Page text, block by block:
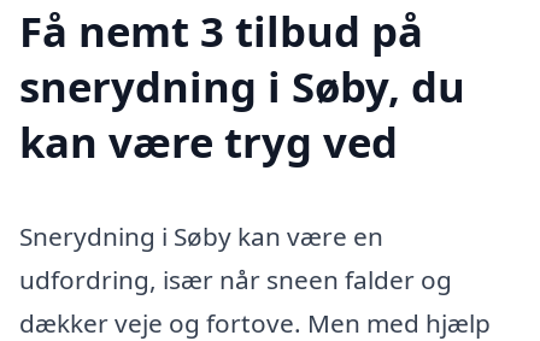
Få nemt 3 tilbud på
snerydning i Søby, du
kan være tryg ved
Snerydning i Søby kan være en
udfordring, især når sneen falder og
dækker veje og fortove. Men med hjælp